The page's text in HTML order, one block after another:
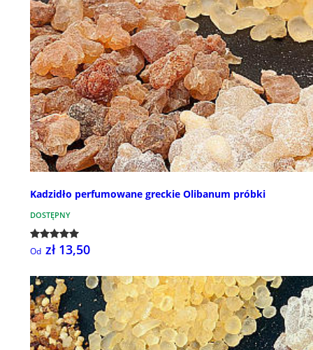
Kadzidło perfumowane greckie Olibanum próbki
DOSTĘPNY
Od zł 13,50